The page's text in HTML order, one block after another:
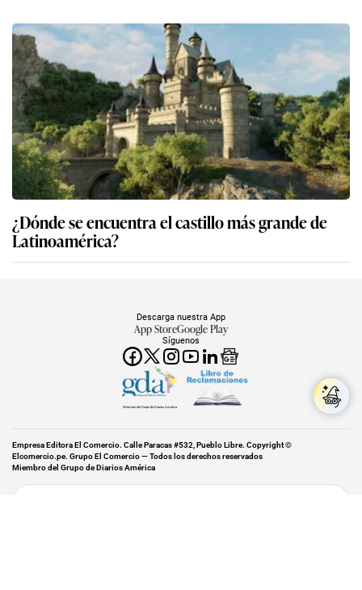
¿Dónde se encuentra el castillo más grande de
Latinoamérica?
Síguenos
Descarga nuestra App
App StoreGoogle Play
Miembro del Grupo de Diarios América
Empresa Editora El Comercio. Calle Paracas #532, Pueblo Libre. Copyright ©
Elcomercio.pe. Grupo El Comercio — Todos los derechos reservados
Miembro del Grupo de Diarios América